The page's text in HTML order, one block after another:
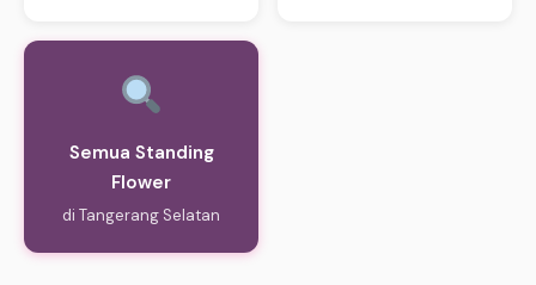
Semua Standing
Flower
di Tangerang Selatan